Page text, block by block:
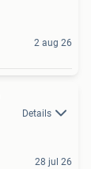
2 aug 26
Details
28 jul 26